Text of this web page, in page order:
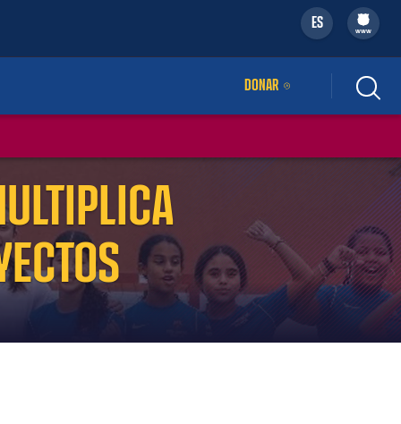
ES
filled-badge
www
DONARENLACE EXTERNO